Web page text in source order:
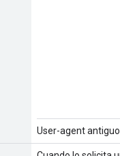
User-agent